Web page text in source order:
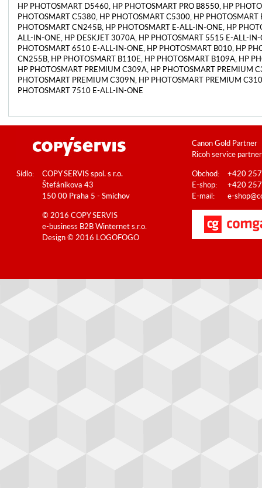
HP PHOTOSMART D5460, HP PHOTOSMART PRO B8550, HP
PHOTOSMART C5380, HP PHOTOSMART C5300, HP PHOTOSMART
PHOTOSMART CN245B, HP PHOTOSMART E-ALL-IN-ONE, HP
ALL-IN-ONE, HP DESKJET 3070A, HP PHOTOSMART 5515 E-ALL-IN-
PHOTOSMART 6510 E-ALL-IN-ONE, HP PHOTOSMART B010, HP
CN255B, HP PHOTOSMART B110E, HP PHOTOSMART B109A, HP
HP PHOTOSMART PREMIUM C309A, HP PHOTOSMART PREMIUM
PHOTOSMART PREMIUM C309N, HP PHOTOSMART PREMIUM
PHOTOSMART 7510 E-ALL-IN-ONE
Canon Gold Partner
Ricoh service partner
Sídlo:
COPY SERVIS spol. s r.o.
Štefánikova 43
150 00 Praha 5 - Smíchov
Obchod:
+420
E-shop:
+420
E-mail:
e-
© 2016 COPY SERVIS
e-business B2BWinternet s.r.o.
Design © 2016 LOGOFOGO